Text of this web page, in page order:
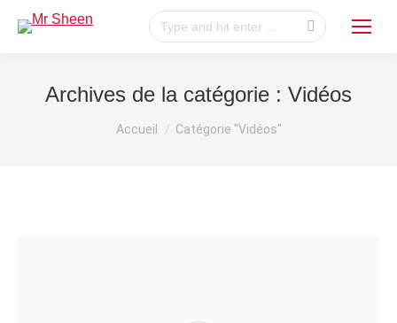
Recherche
Archives de la catégorie : Vidéos
Vous êtes ici :
Accueil Catégorie "Vidéos"